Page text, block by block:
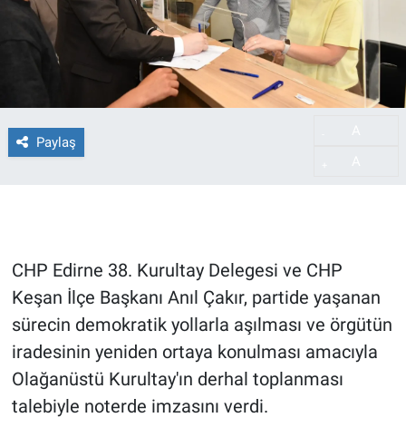
Paylaş
CHP Edirne 38. Kurultay Delegesi ve CHP
Keşan İlçe Başkanı Anıl Çakır, partide yaşanan
sürecin demokratik yollarla aşılması ve örgütün
iradesinin yeniden ortaya konulması amacıyla
Olağanüstü Kurultay'ın derhal toplanması
talebiyle noterde imzasını verdi.
Haber Arşivi